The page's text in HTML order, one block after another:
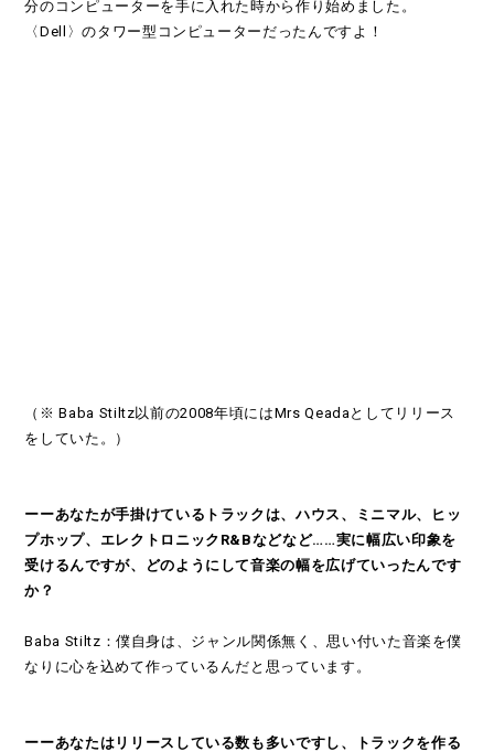
分のコンピューターを手に入れた時から作り始めました。
〈Dell〉のタワー型コンピューターだったんですよ！
（※ Baba Stiltz以前の2008年頃にはMrs Qeadaとしてリリース
をしていた。）
ーーあなたが手掛けているトラックは、ハウス、ミニマル、ヒッ
プホップ、エレクトロニックR&Bなどなど……実に幅広い印象を
受けるんですが、どのようにして音楽の幅を広げていったんです
か？
Baba Stiltz：僕自身は、ジャンル関係無く、思い付いた音楽を僕
なりに心を込めて作っているんだと思っています。
ーーあなたはリリースしている数も多いですし、トラックを作る